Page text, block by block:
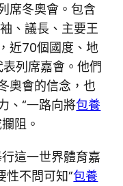
席冬奧會。包含
、議長、主要王
近70個國度、地
列席嘉會。他們
奧會的信念，也
、“一路向將包養
阻。
這一世界體育嘉
性不問可知”包養